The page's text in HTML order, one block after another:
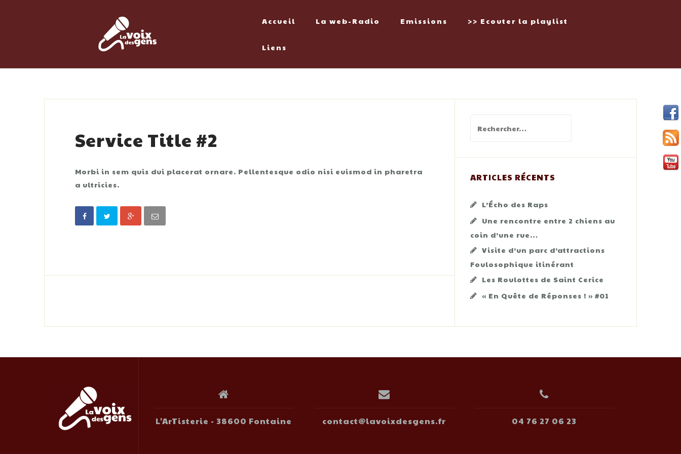
Accueil La web-Radio Emissions >> Ecouter la playlist
Liens
Service Title #2
Morbi in sem quis dui placerat ornare. Pellentesque odio nisi euismod in pharetra
a ultricies.
ARTICLES RÉCENTS
L’Écho des Raps
Une rencontre entre 2 chiens au
coin d’une rue…
Visite d’un parc d’attractions
Foulosophique itinérant
Les Roulottes de Saint Cerice
« En Quête de Réponses ! » #01
L'ArTisterie - 38600 Fontaine contact@lavoixdesgens.fr 04 76 27 06 23